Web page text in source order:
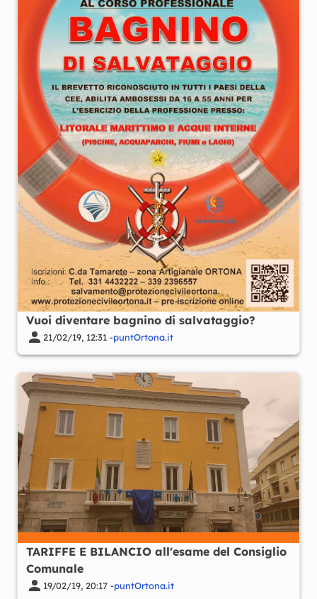
Vuoi diventare bagnino di salvataggio?
21/02/19, 12:31 -puntOrtona.it
TARIFFE E BILANCIO all'esame del Consiglio
Comunale
19/02/19, 20:17 -puntOrtona.it